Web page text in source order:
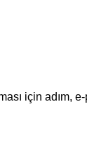
için adım,